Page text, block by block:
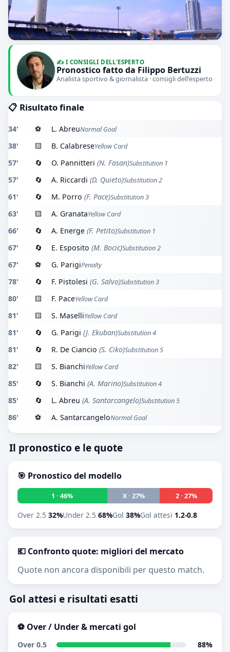
✍️ I CONSIGLI DELL'ESPERTO
Pronostico fatto da Filippo Bertuzzi
Analista sportivo & giornalista · consigli dell'esperto
📋 Risultato finale
34' ⚽ L. AbreuNormal Goal
38' 🟨 B. CalabreseYellow Card
57' 🔄 O. Pannitteri (N. Fasan)Substitution 1
57' 🔄 A. Riccardi (D. Quieto)Substitution 2
61' 🔄 M. Porro (F. Pace)Substitution 3
63' 🟨 A. GranataYellow Card
66' 🔄 A. Energe (F. Petito)Substitution 1
67' 🔄 E. Esposito (M. Bocic)Substitution 2
67' ⚽ G. ParigiPenalty
78' 🔄 F. Pistolesi (G. Salvo)Substitution 3
80' 🟨 F. PaceYellow Card
81' 🟨 S. MaselliYellow Card
81' 🔄 G. Parigi (J. Ekuban)Substitution 4
81' 🔄 R. De Ciancio (S. Ciko)Substitution 5
82' 🟨 S. BianchiYellow Card
85' 🔄 S. Bianchi (A. Marino)Substitution 4
85' 🔄 L. Abreu (A. Santarcangelo)Substitution 5
86' ⚽ A. SantarcangeloNormal Goal
Il pronostico e le quote
🎯 Pronostico del modello
1 · 46% X · 27% 2 · 27%
Over 2.5 32%Under 2.5 68%Gol 38%Gol attesi 1.2-0.8
💶 Confronto quote: migliori del mercato
Quote non ancora disponibili per questo match.
Gol attesi e risultati esatti
⚽ Over / Under & mercati gol
Over 0.5
88%